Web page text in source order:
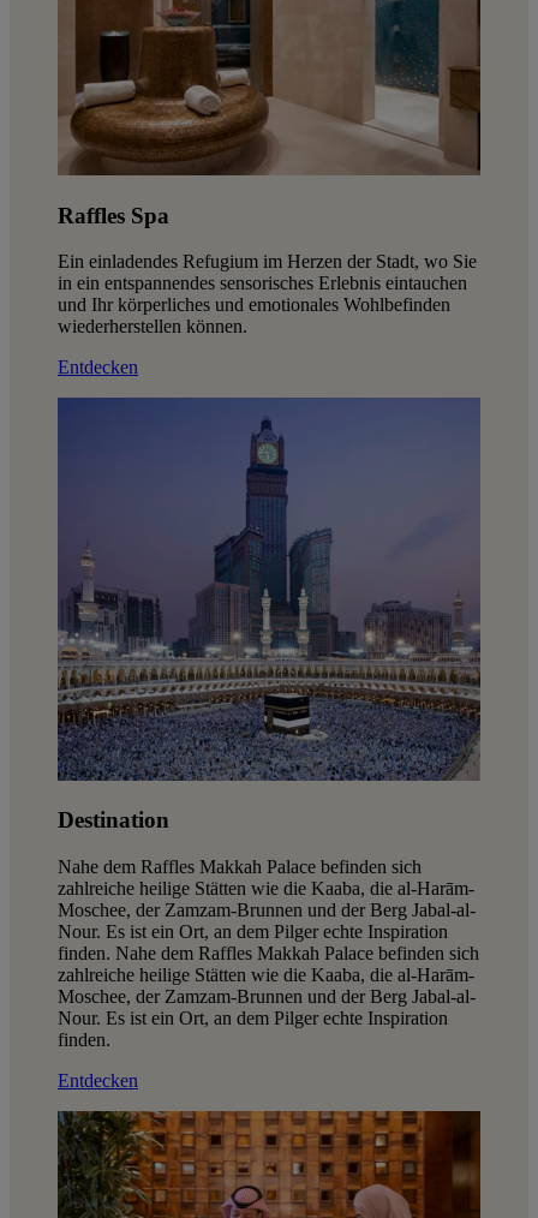
Raffles Spa
Ein einladendes Refugium im Herzen der Stadt, wo Sie
in ein entspannendes sensorisches Erlebnis eintauchen
und Ihr körperliches und emotionales Wohlbefinden
wiederherstellen können.
Entdecken
Destination
Nahe dem Raffles Makkah Palace befinden sich
zahlreiche heilige Stätten wie die Kaaba, die al-Harām-
Moschee, der Zamzam-Brunnen und der Berg Jabal-al-
Nour. Es ist ein Ort, an dem Pilger echte Inspiration
finden. Nahe dem Raffles Makkah Palace befinden sich
zahlreiche heilige Stätten wie die Kaaba, die al-Harām-
Moschee, der Zamzam-Brunnen und der Berg Jabal-al-
Nour. Es ist ein Ort, an dem Pilger echte Inspiration
finden.
Entdecken